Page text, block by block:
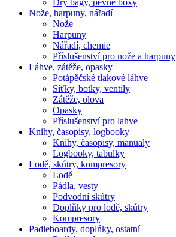
Nože, harpuny, nářadí
Nože
Harpuny
Nářadí, chemie
Příslušenství pro nože a harpuny
Láhve, zátěže, opasky
Potápěčské tlakové láhve
Síťky, botky, ventily
Zátěže, olova
Opasky
Příslušenství pro lahve
Knihy, časopisy, logbooky
Knihy, časopisy, manualy
Logbooky, tabulky
Lodě, skútry, kompresory
Lodě
Pádla, vesty
Podvodní skútry
Doplňky pro lodě, skútry
Kompresory
Padleboardy, doplńky, ostatní